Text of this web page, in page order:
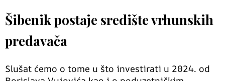
Šibenik postaje središte vrhunskih
predavača
Slušat ćemo o tome u što investirati u 2024. od